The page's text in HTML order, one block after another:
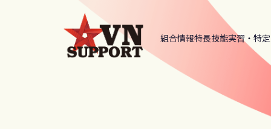
組合情報特長技能実習・特